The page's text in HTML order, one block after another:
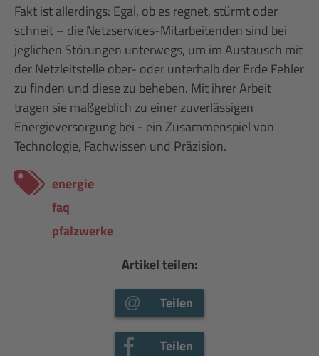
Fakt ist allerdings: Egal, ob es regnet, stürmt oder
schneit – die Netzservices-Mitarbeitenden sind bei
jeglichen Störungen unterwegs, um im Austausch mit
der Netzleitstelle ober- oder unterhalb der Erde Fehler
zu finden und diese zu beheben. Mit ihrer Arbeit
tragen sie maßgeblich zu einer zuverlässigen
Energieversorgung bei - ein Zusammenspiel von
Technologie, Fachwissen und Präzision.
energie
faq
pfalzwerke
Artikel teilen:
Teilen
Teilen